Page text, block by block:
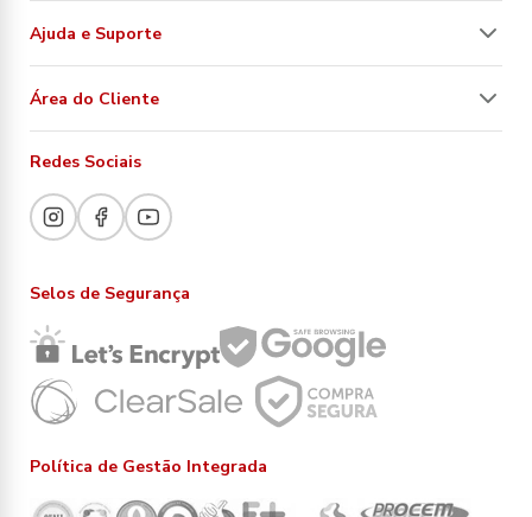
Ajuda e Suporte
Área do Cliente
Redes Sociais
Selos de Segurança
Política de Gestão Integrada